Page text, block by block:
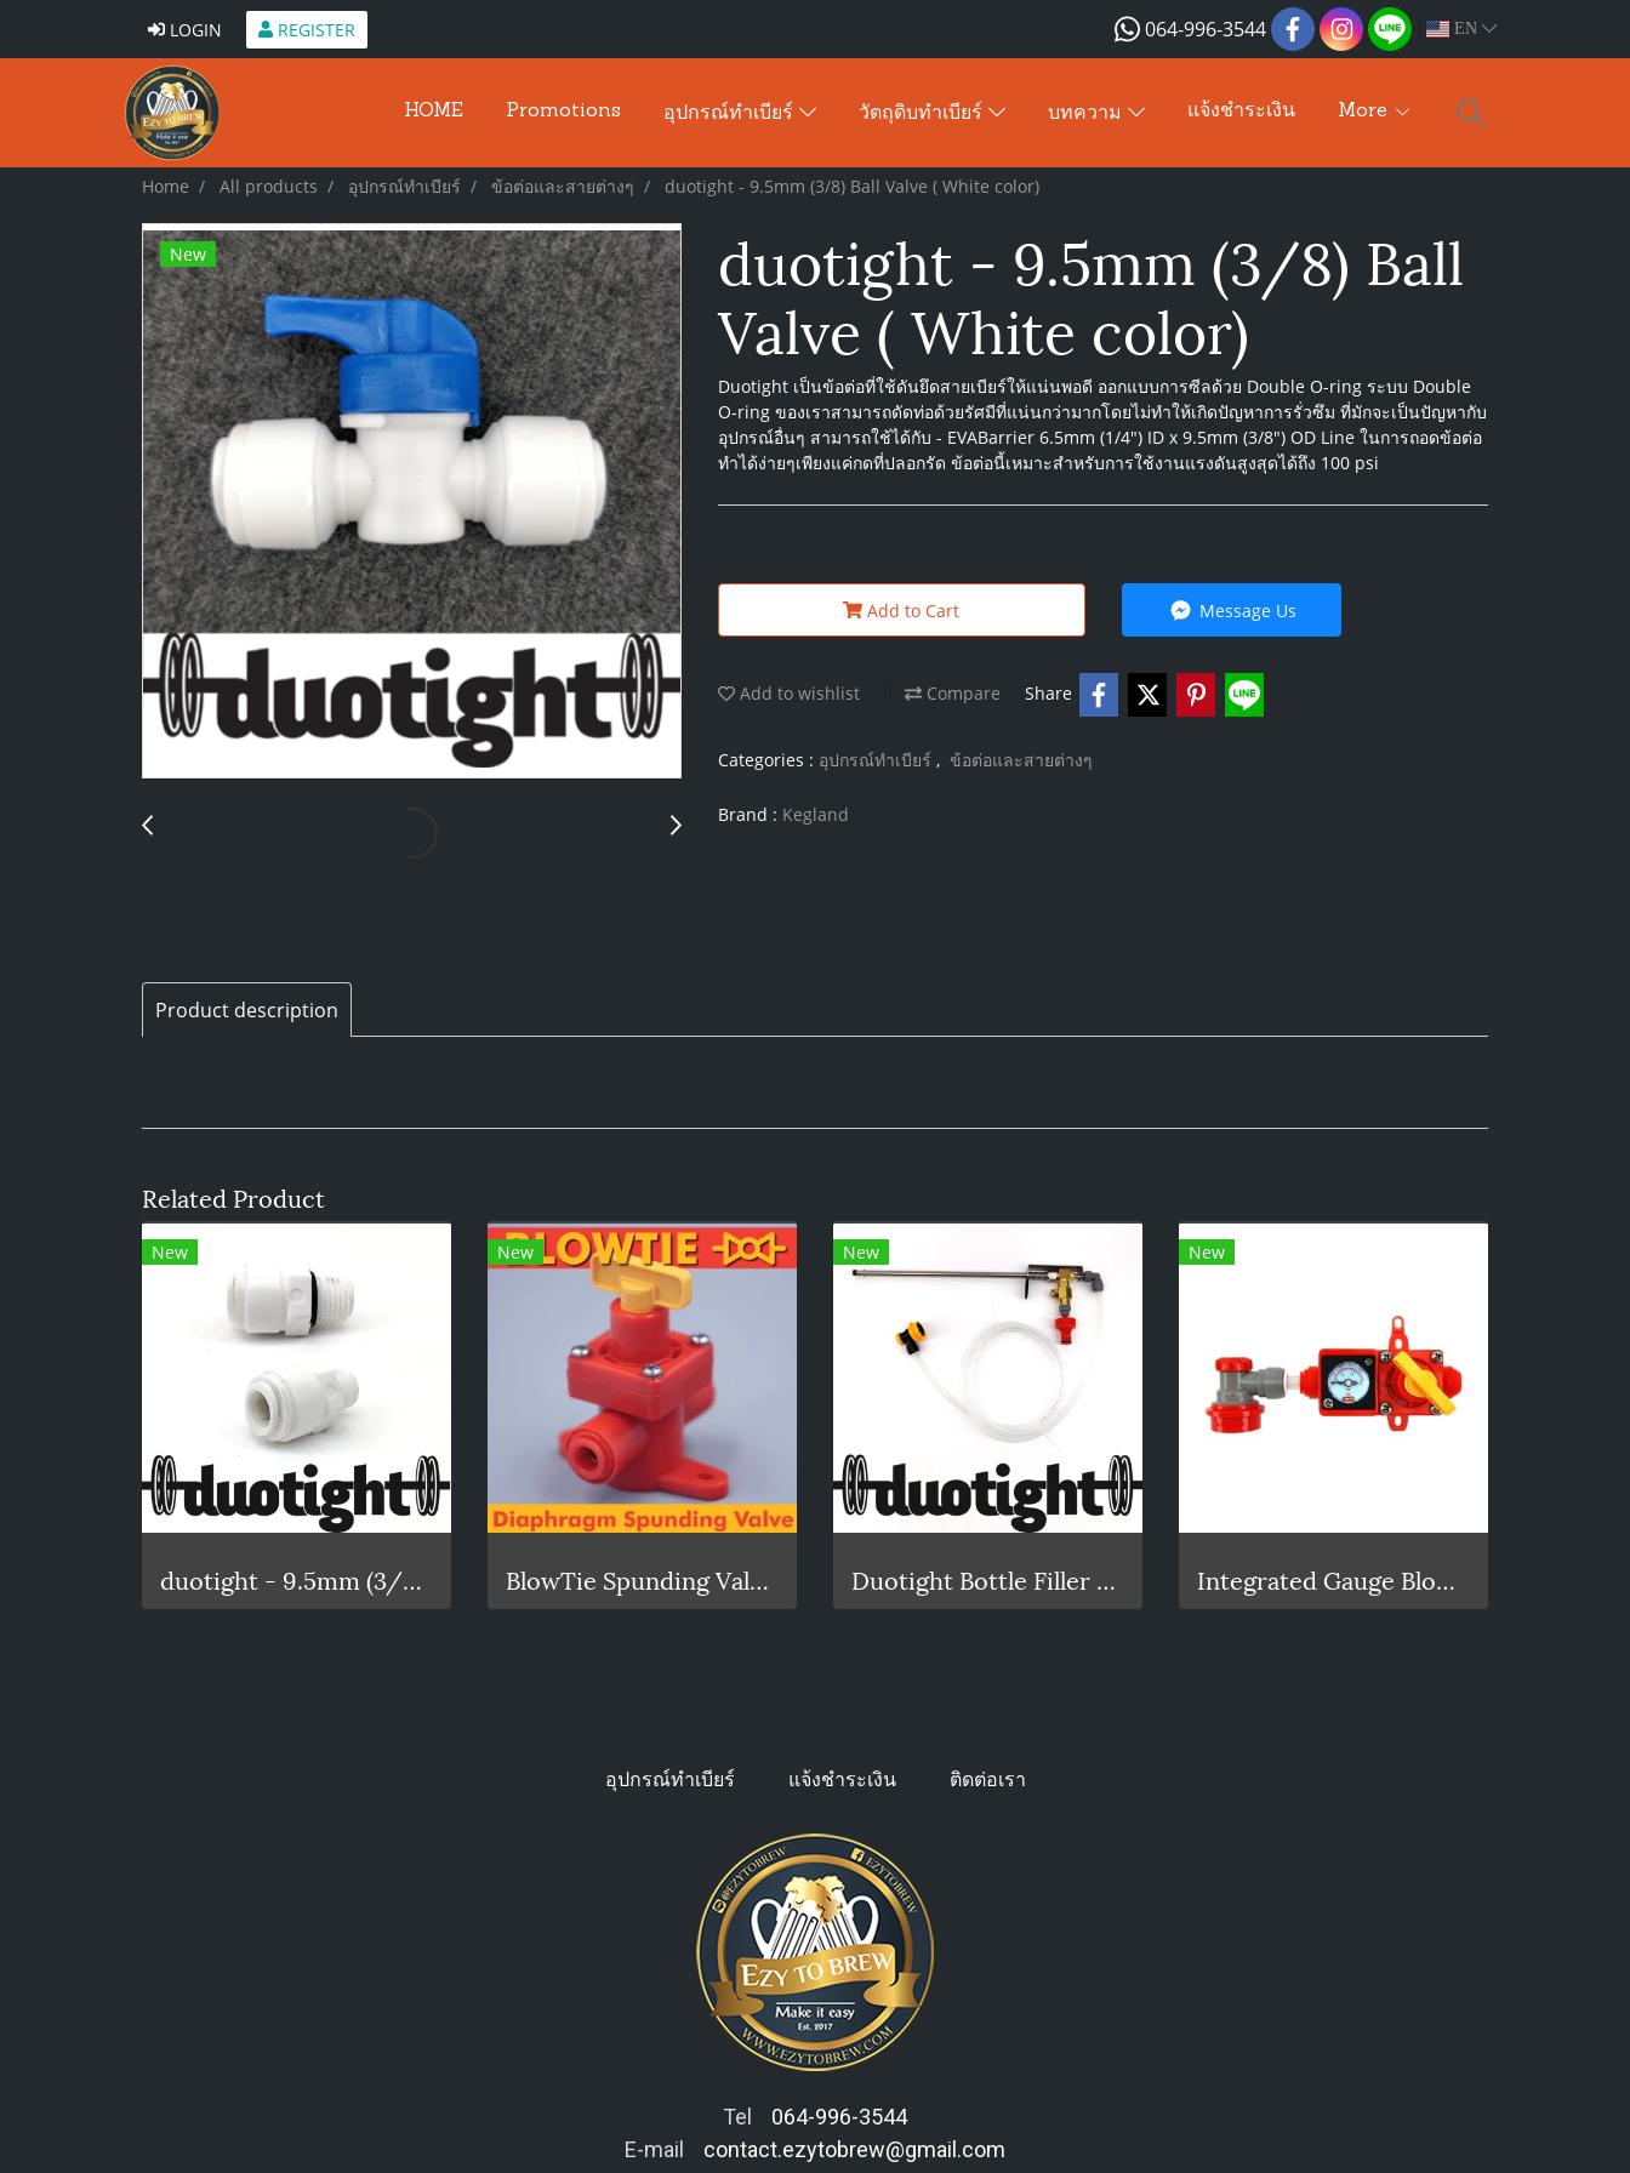
LOGIN REGISTER 064-996-3544 EN
HOME Promotions อุปกรณ์ทำเบียร์ วัตถุดิบทำเบียร์ บทความ แจ้งชำระเงิน More
Home All products อุปกรณ์ทำเบียร์ ข้อต่อและสายต่างๆ duotight - 9.5mm (3/8) Ball Valve ( White color)
New
duotight - 9.5mm (3/8) Ball
Valve ( White color)
Duotight เป็นข้อต่อที่ใช้ดันยึดสายเบียร์ให้แน่นพอดี ออกแบบการซีลด้วย Double O-ring ระบบ Double
O-ring ของเราสามารถดัดท่อด้วยรัศมีที่แน่นกว่ามากโดยไม่ทำให้เกิดปัญหาการรั่วซึม ที่มักจะเป็นปัญหากับ
อุปกรณ์อื่นๆ สามารถใช้ได้กับ - EVABarrier 6.5mm (1/4") ID x 9.5mm (3/8") OD Line ในการถอดข้อต่อ
ทำได้ง่ายๆเพียงแค่กดที่ปลอกรัด ข้อต่อนี้เหมาะสำหรับการใช้งานแรงดันสูงสุดได้ถึง 100 psi
Add to Cart Message Us
Add to wishlist Compare Share
Categories : อุปกรณ์ทำเบียร์ , ข้อต่อและสายต่างๆ
Brand : Kegland
Product description
Related Product
New
duotight - 9.5mm (3/8) x 1/4 Male
New
BlowTie Spunding Valve / Adjustable Pressure Relief Valve
New
Duotight Bottle Filler Beer Gun
New
Integrated Gauge BlowTie Spunding Valve Kit (0-15psi)
อุปกรณ์ทำเบียร์ แจ้งชำระเงิน ติดต่อเรา
Tel
064-996-3544
E-mail
contact.ezytobrew@gmail.com